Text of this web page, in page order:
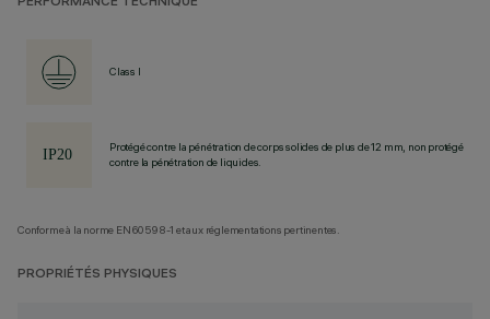
Class I
Protégé contre la pénétration de corps solides de plus de 12 mm, non protégé
contre la pénétration de liquides.
Conforme à la norme EN60598-1 et aux réglementations pertinentes.
PROPRIÉTÉS PHYSIQUES